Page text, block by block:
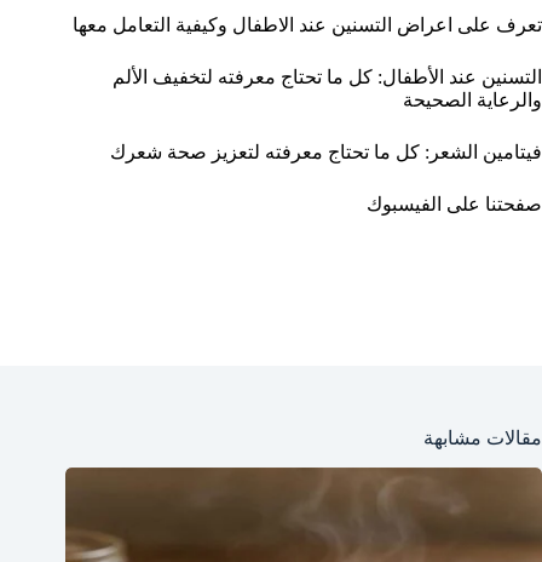
تعرف على اعراض التسنين عند الاطفال وكيفية التعامل معها
التسنين عند الأطفال: كل ما تحتاج معرفته لتخفيف الألم
والرعاية الصحيحة
فيتامين الشعر: كل ما تحتاج معرفته لتعزيز صحة شعرك
صفحتنا على الفيسبوك
مقالات مشابهة